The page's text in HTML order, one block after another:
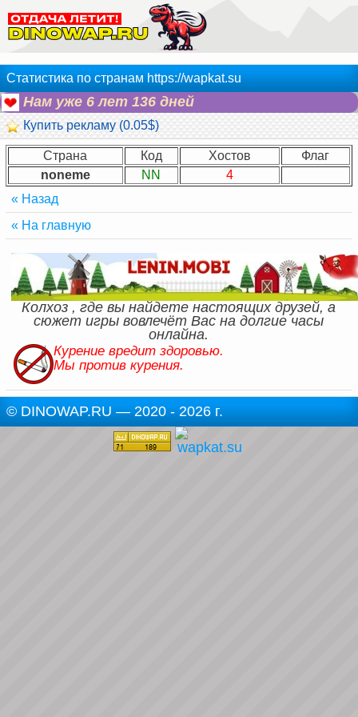
Статистика по странам https://wapkat.su
Нам уже 6 лет 136 дней
Купить рекламу (0.05$)
Страна Код Хостов
Флаг
noneme
NN
4
« Назад
« На главную
Колхоз , где вы найдете настоящих друзей, а
сюжет игры вовлечёт Вас на долгие часы
онлайна.
Курение вредит здоровью.
Мы против курения.
© DINOWAP.RU — 2020 - 2026 г.